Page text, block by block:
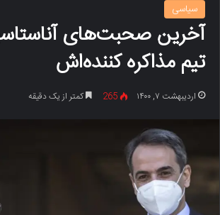
سیاسی
آخرین صحبت‌های
تیم مذاکره کننده‌اش
اردیبهشت ۷, ۱۴۰۰ 265 کمتر از یک دقیقه